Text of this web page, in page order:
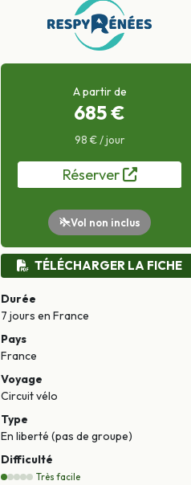
A partir de
685 €
98 € / jour
Réserver
Vol non inclus
TÉLÉCHARGER LA FICHE
Durée
7 jours en France
Pays
France
Voyage
Circuit vélo
Type
En liberté (pas de groupe)
Difficulté
Très facile